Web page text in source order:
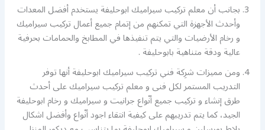
بجانب أن معلم تركيب سيراميك ابوحليفة يستخدم أفضل المعدات
وأحدث الأجهزة التي تمكنهم من إتمام جميع أعمال تركيب سيراميك
و رخام الأرضيات والتي يتم تنفيذها في المطابخ والحمامات بحرفية
عالية ودقة متناهية بابوحليفة .
ومن مميزات شرِكة فني تركيب سيراميك ابوحليفة أنها توفر
التدريب المستمر لكل فنى و معلم تركيب سيراميك على أحدث
طرق إنشاء و تركيب جميع أنْواع جرانيت و سيراميك و رخام ابوحليفة
الجيد، كما يتم تدريبهم على كيفية انتقاء اجود أنْواع وأفضل اشكال